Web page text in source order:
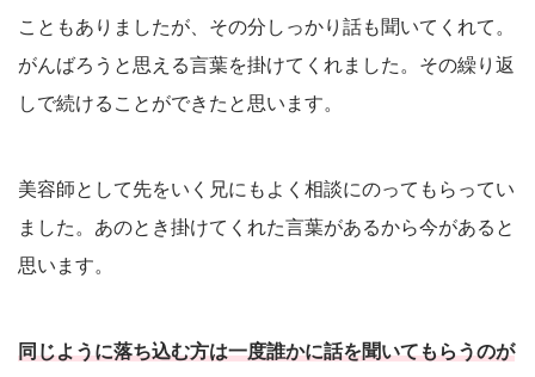
こともありましたが、その分しっかり話も聞いてくれて。
がんばろうと思える言葉を掛けてくれました。その繰り返
しで続けることができたと思います。
美容師として先をいく兄にもよく相談にのってもらってい
ました。あのとき掛けてくれた言葉があるから今があると
思います。
同じように落ち込む方は一度誰かに話を聞いてもらうのが